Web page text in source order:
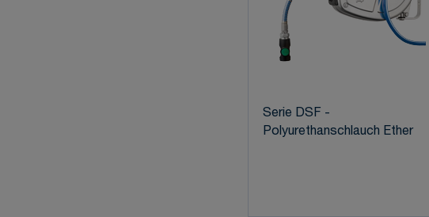
Serie DSF -
Polyurethanschlauch Ether